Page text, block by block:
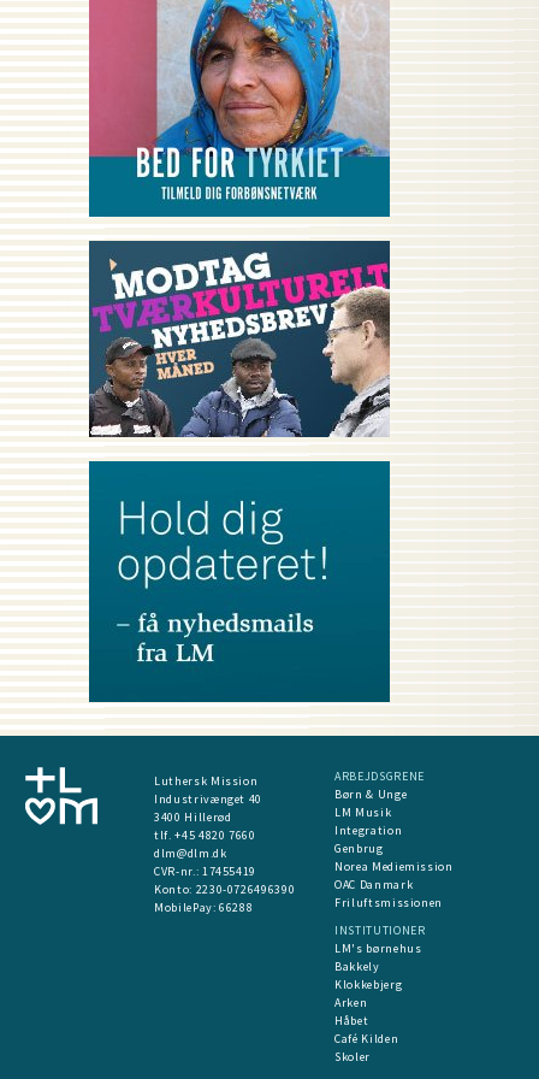
Luthersk Mission
Industrivænget 40
3400 Hillerød
tlf. +45 4820 7660
dlm@dlm.dk
CVR-nr.: 17455419
​Konto: 2230-0726496390
MobilePay:66288
ARBEJDSGRENE
Børn & Unge
LM Musik
Integration
Genbrug
Norea Mediemission
OAC Danmark
Friluftsmissionen
INSTITUTIONER
LM's børnehus
Bakkely
Klokkebjerg
Arken
Håbet
Café Kilden
Skoler